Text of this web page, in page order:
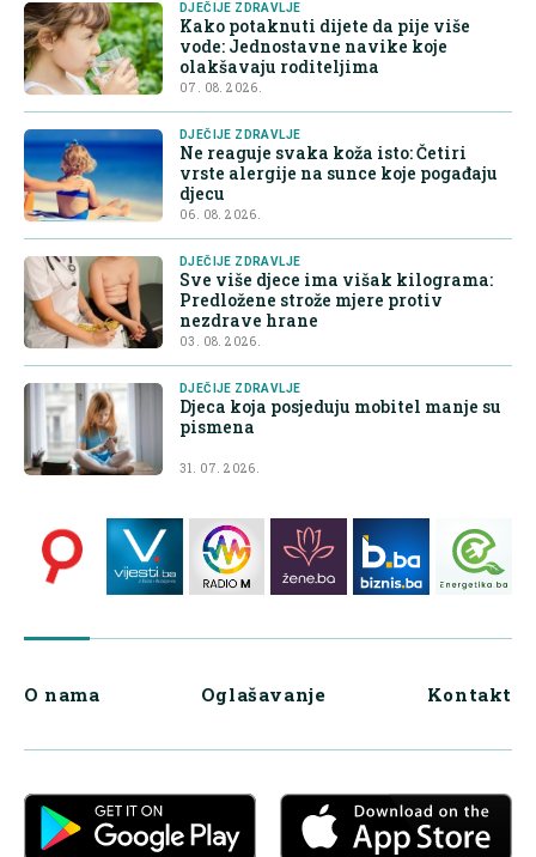
DJEČIJE ZDRAVLJE
Kako potaknuti dijete da pije više
vode: Jednostavne navike koje
olakšavaju roditeljima
07. 08. 2026.
DJEČIJE ZDRAVLJE
Ne reaguje svaka koža isto: Četiri
vrste alergije na sunce koje pogađaju
djecu
06. 08. 2026.
DJEČIJE ZDRAVLJE
Sve više djece ima višak kilograma:
Predložene strože mjere protiv
nezdrave hrane
03. 08. 2026.
DJEČIJE ZDRAVLJE
Djeca koja posjeduju mobitel manje su
pismena
31. 07. 2026.
O nama Oglašavanje Kontakt